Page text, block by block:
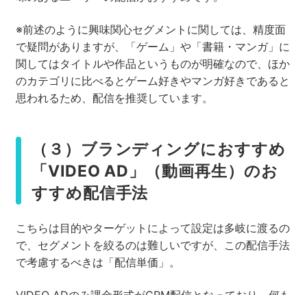
※前述のように興味関心セグメントに関しては、精度面
で疑問がありますが、「ゲーム」や「書籍・マンガ」に
関してはタイトルや作品というものが明確なので、ほか
のカテゴリに比べるとゲーム好きやマンガ好きであると
思われるため、配信を推奨しています。
（３）ブランディングにおすすめ
「VIDEO AD」（動画再生）のお
すすめ配信手法
こちらは目的やターゲットによって設定は多岐に渡るの
で、セグメントを絞るのは難しいですが、この配信手法
で考慮するべきは「配信単価」。